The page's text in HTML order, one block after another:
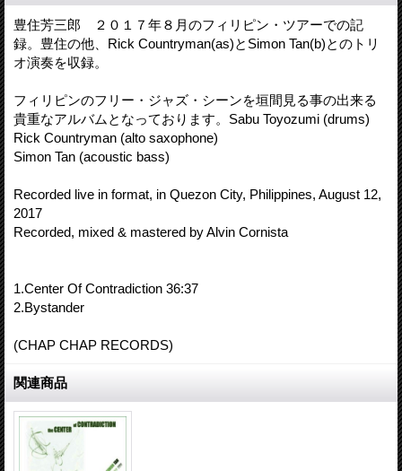
豊住芳三郎 ２０１７年８月のフィリピン・ツアーでの記
録。豊住の他、Rick Countryman(as)とSimon Tan(b)とのトリ
オ演奏を収録。
フィリピンのフリー・ジャズ・シーンを垣間見る事の出来る
貴重なアルバムとなっております。Sabu Toyozumi (drums)
Rick Countryman (alto saxophone)
Simon Tan (acoustic bass)
Recorded live in format, in Quezon City, Philippines, August 12,
2017
Recorded, mixed & mastered by Alvin Cornista
1.Center Of Contradiction 36:37
2.Bystander
(CHAP CHAP RECORDS)
関連商品